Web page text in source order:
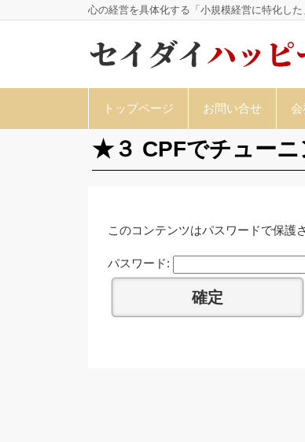
心の経営を具体化する「小規模経営に特化した
トップページ お問い合せ 会
★３ CPFでチューニ
このコンテンツはパスワードで保護
パスワード: